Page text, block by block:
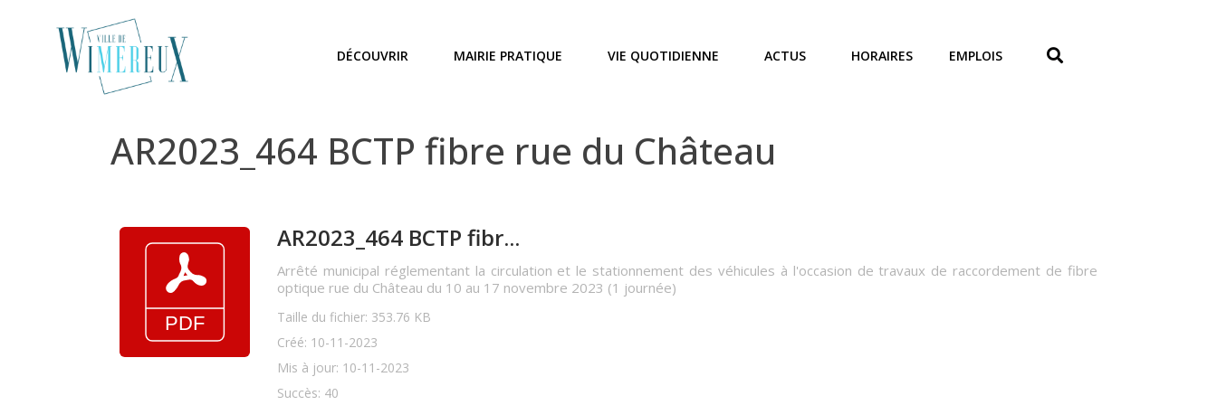
DÉCOUVRIR MAIRIE PRATIQUE VIE QUOTIDIENNE ACTUS HORAIRES EMPLOIS
AR2023_464 BCTP fibre rue du Château
AR2023_464 BCTP fibr...
Arrêté municipal réglementant la circulation et le stationnement des véhicules à l'occasion de travaux de raccordement de fibre
optique rue du Château du 10 au 17 novembre 2023 (1 journée)
Taille du fichier: 353.76 KB
Créé: 10-11-2023
Mis à jour: 10-11-2023
Succès: 40